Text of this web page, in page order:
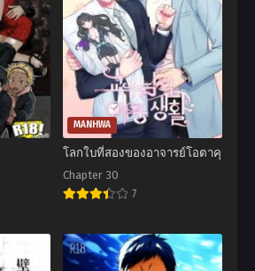
MANHWA
โลกใบที่สองของอาจารย์โอตาคุ
Chapter 30
7